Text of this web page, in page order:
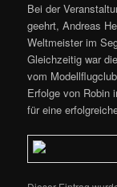
Bei der
geehrt, Andreas
Weltmeister im
Gleichzeitig war
vom
Erfolge von Robin
für eine